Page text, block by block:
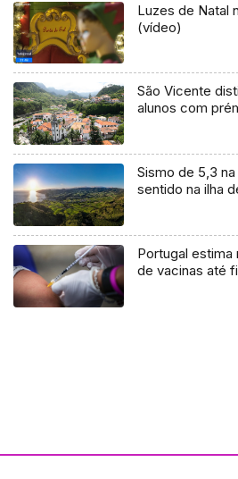
Luzes de Natal
(vídeo)
São Vicente
alunos com
Sismo de 5,3
sentido na ilha
Portugal estima
de vacinas até